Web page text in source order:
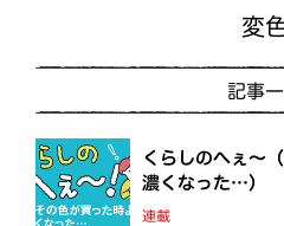
変
記事
くらしのへぇ〜
濃くなった…）
連載